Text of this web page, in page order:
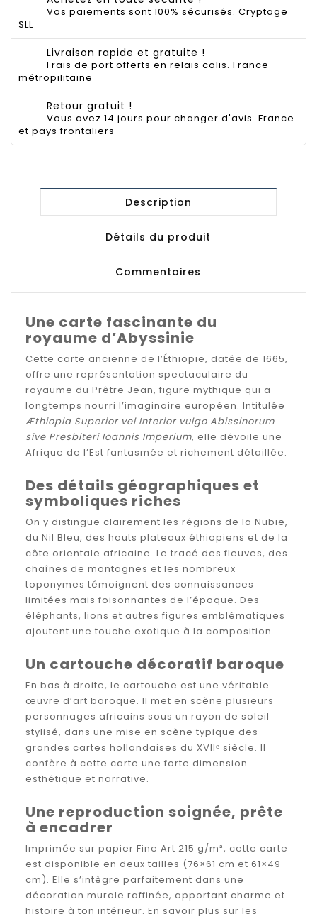
Vos paiements sont 100% sécurisés. Cryptage
SLL
Livraison rapide et gratuite !
Frais de port offerts en relais colis. France
métropilitaine
Retour gratuit !
Vous avez 14 jours pour changer d'avis. France
et pays frontaliers
Description
Détails du produit
Commentaires
Une carte fascinante du
royaume d’Abyssinie
Cette carte ancienne de l’Éthiopie, datée de 1665,
offre une représentation spectaculaire du
royaume du Prêtre Jean, figure mythique qui a
longtemps nourri l’imaginaire européen. Intitulée
Æthiopia Superior vel Interior vulgo Abissinorum
sive Presbiteri Ioannis Imperium, elle dévoile une
Afrique de l’Est fantasmée et richement détaillée.
Des détails géographiques et
symboliques riches
On y distingue clairement les régions de la Nubie,
du Nil Bleu, des hauts plateaux éthiopiens et de la
côte orientale africaine. Le tracé des fleuves, des
chaînes de montagnes et les nombreux
toponymes témoignent des connaissances
limitées mais foisonnantes de l’époque. Des
éléphants, lions et autres figures emblématiques
ajoutent une touche exotique à la composition.
Un cartouche décoratif baroque
En bas à droite, le cartouche est une véritable
œuvre d’art baroque. Il met en scène plusieurs
personnages africains sous un rayon de soleil
stylisé, dans une mise en scène typique des
grandes cartes hollandaises du XVIIᵉ siècle. Il
confère à cette carte une forte dimension
esthétique et narrative.
Une reproduction soignée, prête
à encadrer
Imprimée sur papier Fine Art 215 g/m², cette carte
est disponible en deux tailles (76×61 cm et 61×49
cm). Elle s’intègre parfaitement dans une
décoration murale raffinée, apportant charme et
histoire à ton intérieur. En savoir plus sur les